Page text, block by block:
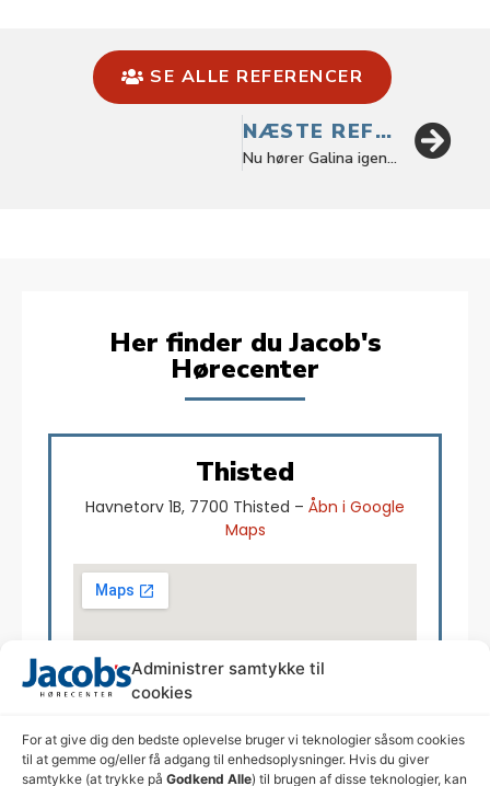
Administrer samtykke til
cookies
For at give dig den bedste oplevelse bruger vi teknologier såsom cookies
til at gemme og/eller få adgang til enhedsoplysninger. Hvis du giver
samtykke (at trykke på Godkend Alle) til brugen af disse teknologier, kan
SE ALLE REFERENCER
NÆSTE REFERENCE
Nu hører Galina igen med begge ører
Her finder du Jacob's
Hørecenter
Thisted
Havnetorv 1B, 7700 Thisted – Åbn i Google
Maps